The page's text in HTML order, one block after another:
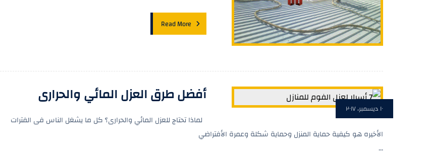
Read More
أفضل طرق العزل المائي والحرارى
١٠ ديسمبر، ٢٠١٧
لماذا تحتاج للعزل المائي والحرارى؟ كل ما يشغل الناس فى الفترات
الأخيره هو كيفية حماية المنزل وحماية شكلة وعمرة الأفتراضي
...